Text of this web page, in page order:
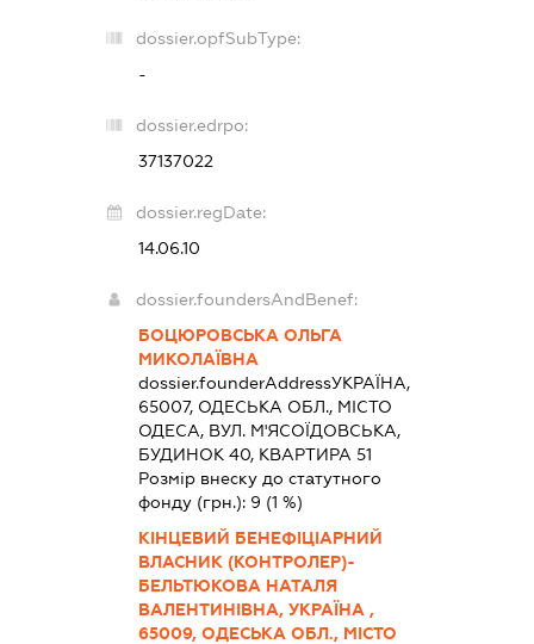
dossier.opfSubType:
-
dossier.edrpo:
37137022
dossier.regDate:
14.06.10
dossier.foundersAndBenef:
БОЦЮРОВСЬКА ОЛЬГА
МИКОЛАЇВНА
dossier.founderAddressУКРАЇНА,
65007, ОДЕСЬКА ОБЛ., МІСТО
ОДЕСА, ВУЛ. М'ЯСОЇДОВСЬКА,
БУДИНОК 40, КВАРТИРА 51
Розмір внеску до статутного
фонду (грн.): 9 (1 %)
КІНЦЕВИЙ БЕНЕФІЦІАРНИЙ
ВЛАСНИК (КОНТРОЛЕР)-
БЕЛЬТЮКОВА НАТАЛЯ
ВАЛЕНТИНІВНА, УКРАЇНА ,
65009, ОДЕСЬКА ОБЛ., МІСТО